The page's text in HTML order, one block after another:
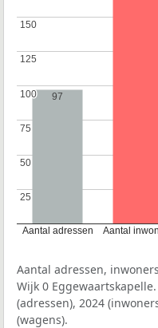
Aantal adressen Aantal
25
25
50
50
75
75
100
100
125
125
150
150
97
Aantal adressen,
Wijk 0
(adressen), 2024
(wagens).